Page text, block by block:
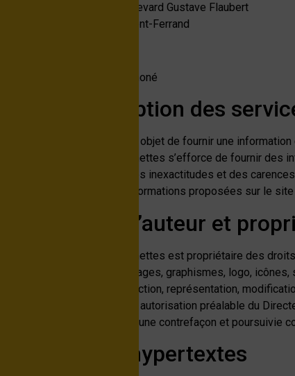
222-224 Boulevard Gustave Flaubert
63000 Clermont-Ferrand
Grégoire Lognoné
Description des
Le site a pour objet de fournir une
Le Tiroir à Lunettes s’efforce de fournir
omissions, des inexactitudes et des
Toutes les informations proposées sur le
Droit d’auteur et
Le Tiroir à Lunettes est propriétaire des
les textes, images, graphismes, logo, icônes,
Toute reproduction, représentation,
interdite, sauf autorisation préalable du
constitutive d’une contrefaçon et
Liens hypertextes